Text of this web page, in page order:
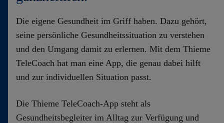
Die eigene Gesundheit im Griff haben. Dazu gehört,
seine persönliche Gesundheitssituation zu verstehen
und den Umgang damit zu erlernen. Mit dem Thieme
TeleCoach hat man eine App, die genau dabei hilft
und zur individuellen Situation passt.
Die Thieme TeleCoach-App steht als
Gesundheitsbegleiter im Alltag zur Verfügung und